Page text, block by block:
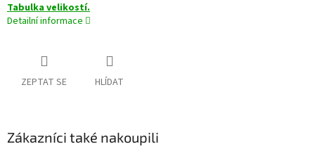
Tabulka velikostí.
Detailní informace
ZEPTAT SE HLÍDAT
Zákazníci také nakoupili